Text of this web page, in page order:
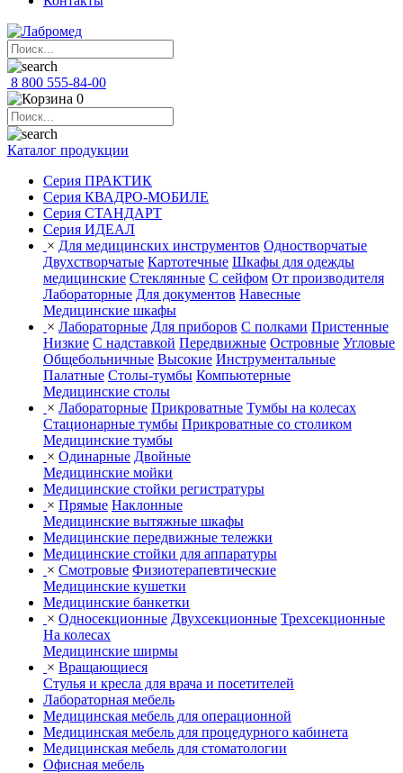
8 800 555-84-00
0
Каталог продукции
Серия ПРАКТИК
Серия КВАДРО-МОБИЛЕ
Серия СТАНДАРТ
Серия ИДЕАЛ
× Для медицинских инструментов Одностворчатые
Двухстворчатые Картотечные Шкафы для одежды
медицинские Стеклянные С сейфом От производителя
Лабораторные Для документов Навесные
Медицинские шкафы
× Лабораторные Для приборов С полками Пристенные
Низкие С надставкой Передвижные Островные Угловые
Общебольничные Высокие Инструментальные
Палатные Столы-тумбы Компьютерные
Медицинские столы
× Лабораторные Прикроватные Тумбы на колесах
Стационарные тумбы Прикроватные со столиком
Медицинские тумбы
× Одинарные Двойные
Медицинские мойки
Медицинские стойки регистратуры
× Прямые Наклонные
Медицинские вытяжные шкафы
Медицинские передвижные тележки
Медицинские стойки для аппаратуры
× Смотровые Физиотерапевтические
Медицинские кушетки
Медицинские банкетки
× Односекционные Двухсекционные Трехсекционные
На колесах
Медицинские ширмы
× Вращающиеся
Стулья и кресла для врача и посетителей
Лабораторная мебель
Медицинская мебель для операционной
Медицинская мебель для процедурного кабинета
Медицинская мебель для стоматологии
Офисная мебель